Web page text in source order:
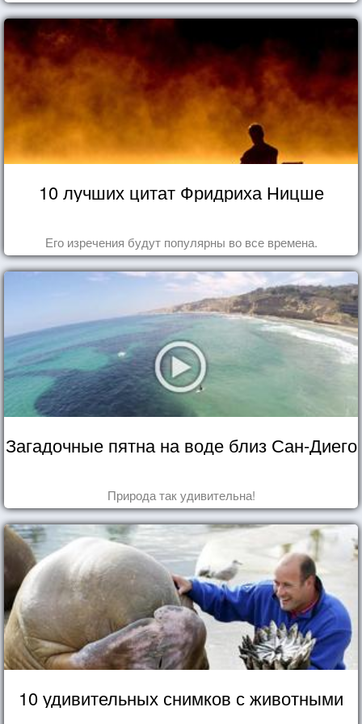
10 лучших цитат Фридриха Ницше
Его изречения будут популярны во все времена.
Загадочные пятна на воде близ Сан-Диего
Природа так удивительна!
10 удивительных снимков с животными